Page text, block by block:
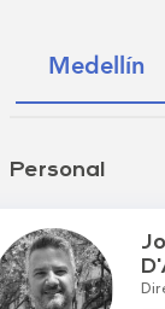
Medellín
Personal